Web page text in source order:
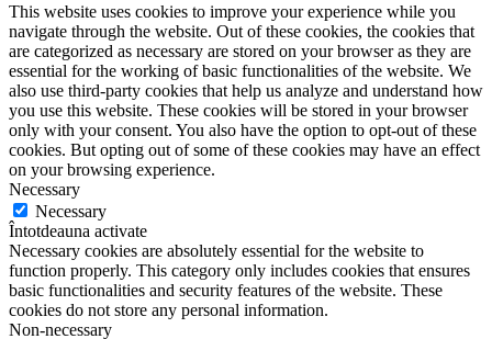
This website uses cookies to improve your experience while you
navigate through the website. Out of these cookies, the cookies that
are categorized as necessary are stored on your browser as they are
essential for the working of basic functionalities of the website. We
also use third-party cookies that help us analyze and understand how
you use this website. These cookies will be stored in your browser
only with your consent. You also have the option to opt-out of these
cookies. But opting out of some of these cookies may have an effect
on your browsing experience.
Necessary
Necessary
Întotdeauna activate
Necessary cookies are absolutely essential for the website to
function properly. This category only includes cookies that ensures
basic functionalities and security features of the website. These
cookies do not store any personal information.
Non-necessary